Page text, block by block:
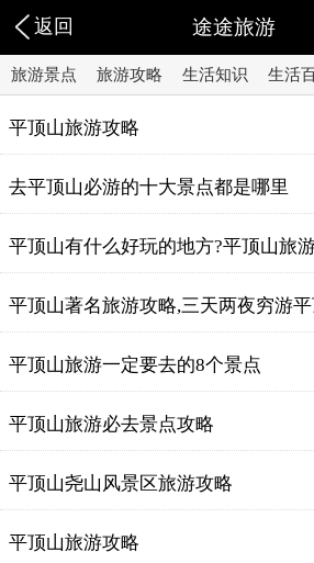
返回 途途旅游
旅游景点 旅游攻略 生活知识 生活
平顶山旅游攻略
去平顶山必游的十大景点都是哪里
平顶山有什么好玩的地方?平顶山旅
平顶山著名旅游攻略,三天两夜穷游平
平顶山旅游一定要去的8个景点
平顶山旅游必去景点攻略
平顶山尧山风景区旅游攻略
平顶山旅游攻略